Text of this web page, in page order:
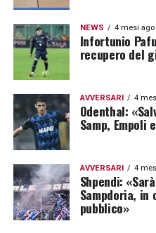
NEWS 4 mesi ago
Infortunio
recupero del
AVVERSARI 4
Odenthal:
Samp, Empoli
AVVERSARI 4
Shpendi:
Sampdoria,
pubblico»